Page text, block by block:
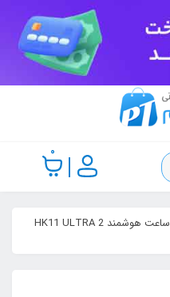
0
ساعت هوشمند HK11 ULTRA 2